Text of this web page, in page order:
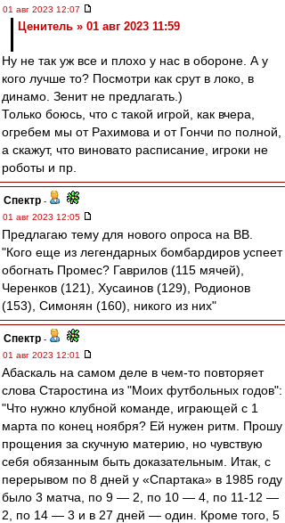
01 авг 2023 12:07
Ценитель » 01 авг 2023 11:59
Ну не так уж все и плохо у нас в обороне. А у
кого лучше то? Посмотри как срут в локо, в
динамо. Зенит не предлагать.)
Только боюсь, что с такой игрой, как вчера,
огребем мы от Рахимова и от Гончи по полной,
а скажут, что виновато расписание, игроки не
роботы и пр.
Спектр -
01 авг 2023 12:05
Предлагаю тему для нового опроса на ВВ.
"Кого еще из легендарных бомбардиров успеет
обогнать Промес? Гаврилов (115 мячей),
Черенков (121), Хусаинов (129), Родионов
(153), Симонян (160), никого из них"
Спектр -
01 авг 2023 12:01
Абаскаль на самом деле в чем-то повторяет
слова Старостина из "Моих футбольных годов":
"Что нужно клубной команде, играющей с 1
марта по конец ноября? Ей нужен ритм. Прошу
прощения за скучную материю, но чувствую
себя обязанным быть доказательным. Итак, с
перерывом по 8 дней у «Спартака» в 1985 году
было 3 матча, по 9 — 2, по 10 — 4, по 11-12 —
2, по 14 — 3 и в 27 дней — один. Кроме того, 5